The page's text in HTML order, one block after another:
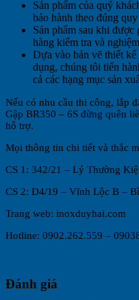
Sản phẩm của quý
bảo hành theo đúng
Sản phẩm sau khi được
hàng kiểm tra và
Dựa vào bản vẽ thiết
dụng, chúng tôi tiến
cả các hạng mục sản
Nếu có nhu cầu thi công, lắp
Gập BR350 – 6S đừng quên
hỗ trợ.
Mọi thông tin chi tiết và thắc
CS 1: 342/21 – Lý Thường
CS 2: D4/19 – Vĩnh Lộc B –
Trang web: inoxduyhai.com
Hotline: 0902.262.559 –
Đánh giá